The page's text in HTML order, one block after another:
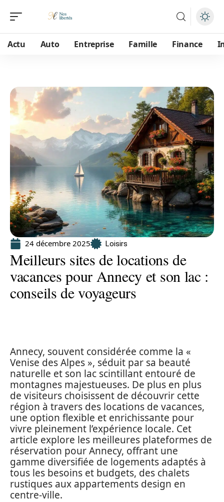
Actu Auto Entreprise Famille Finance
24 décembre 2025 Loisirs
Meilleurs sites de locations de
vacances pour Annecy et son lac :
conseils de voyageurs
Annecy, souvent considérée comme la «
Venise des Alpes », séduit par sa beauté
naturelle et son lac scintillant entouré de
montagnes majestueuses. De plus en plus
de visiteurs choisissent de découvrir cette
région à travers des locations de vacances,
une option flexible et enrichissante pour
vivre pleinement l’expérience locale. Cet
article explore les meilleures plateformes de
réservation pour Annecy, offrant une
gamme diversifiée de logements adaptés à
tous les besoins et budgets, des chalets
rustiques aux appartements design en
centre-ville.